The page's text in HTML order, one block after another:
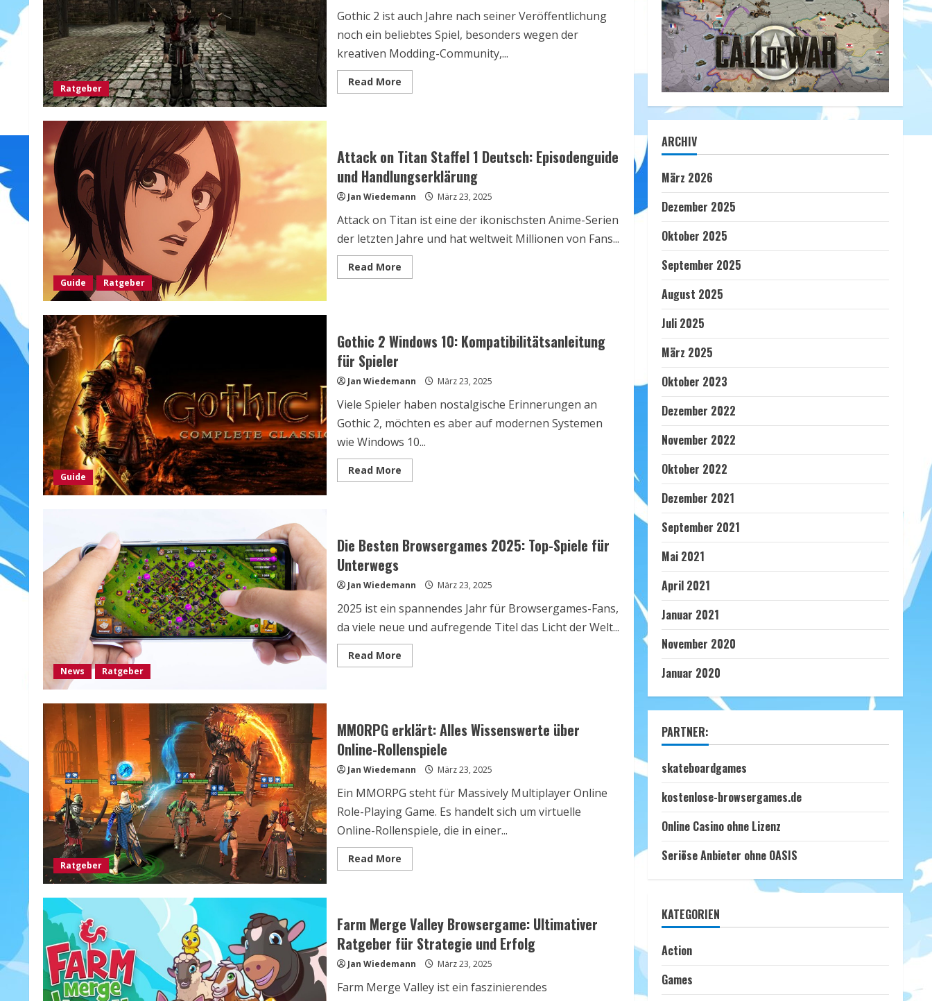
Ratgeber
Gothic 2 ist auch Jahre nach seiner Veröffentlichung
noch ein beliebtes Spiel, besonders wegen der
kreativen Modding-Community,...
Read MoreRead
more
besten
Erweiterungen
ein
verbessertes
Spielerlebnis
Guide Ratgeber
Attack on Titan Staffel 1 Deutsch: Episodenguide
und Handlungserklärung
Jan Wiedemann März 23, 2025
Attack on Titan ist eine der ikonischsten Anime-Serien
der letzten Jahre und hat weltweit Millionen von Fans...
Read MoreRead
more
1
Deutsch:
Guide
Gothic 2 Windows 10: Kompatibilitätsanleitung
für Spieler
Jan Wiedemann März 23, 2025
Viele Spieler haben nostalgische Erinnerungen an
Gothic 2, möchten es aber auf modernen Systemen
wie Windows 10...
Read MoreRead
more
Kompatibilitätsanleitung
für
News Ratgeber
Die Besten Browsergames 2025: Top-Spiele für
Unterwegs
Jan Wiedemann März 23, 2025
2025 ist ein spannendes Jahr für Browsergames-Fans,
da viele neue und aufregende Titel das Licht der Welt...
Read MoreRead
more
Top-
Spiele
Unterwegs
Ratgeber
MMORPG erklärt: Alles Wissenswerte über
Online-Rollenspiele
Jan Wiedemann März 23, 2025
Ein MMORPG steht für Massively Multiplayer Online
Role-Playing Game. Es handelt sich um virtuelle
Online-Rollenspiele, die in einer...
Read MoreRead
more
Wissenswerte
über
Online-
Rollenspiele
Farm Merge Valley Browsergame: Ultimativer
Ratgeber für Strategie und Erfolg
Jan Wiedemann März 23, 2025
Farm Merge Valley ist ein faszinierendes
ARCHIV
März 2026
Dezember 2025
Oktober 2025
September 2025
August 2025
Juli 2025
März 2025
Oktober 2023
Dezember 2022
November 2022
Oktober 2022
Dezember 2021
September 2021
Mai 2021
April 2021
Januar 2021
November 2020
Januar 2020
PARTNER:
skateboardgames
kostenlose-browsergames.de
Online Casino ohne Lizenz
Seriöse Anbieter ohne OASIS
KATEGORIEN
Action
Games